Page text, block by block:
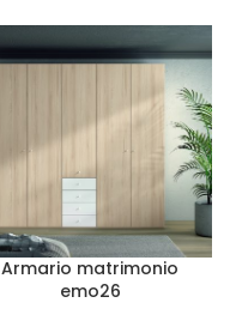
Armario matrimonio
emo26